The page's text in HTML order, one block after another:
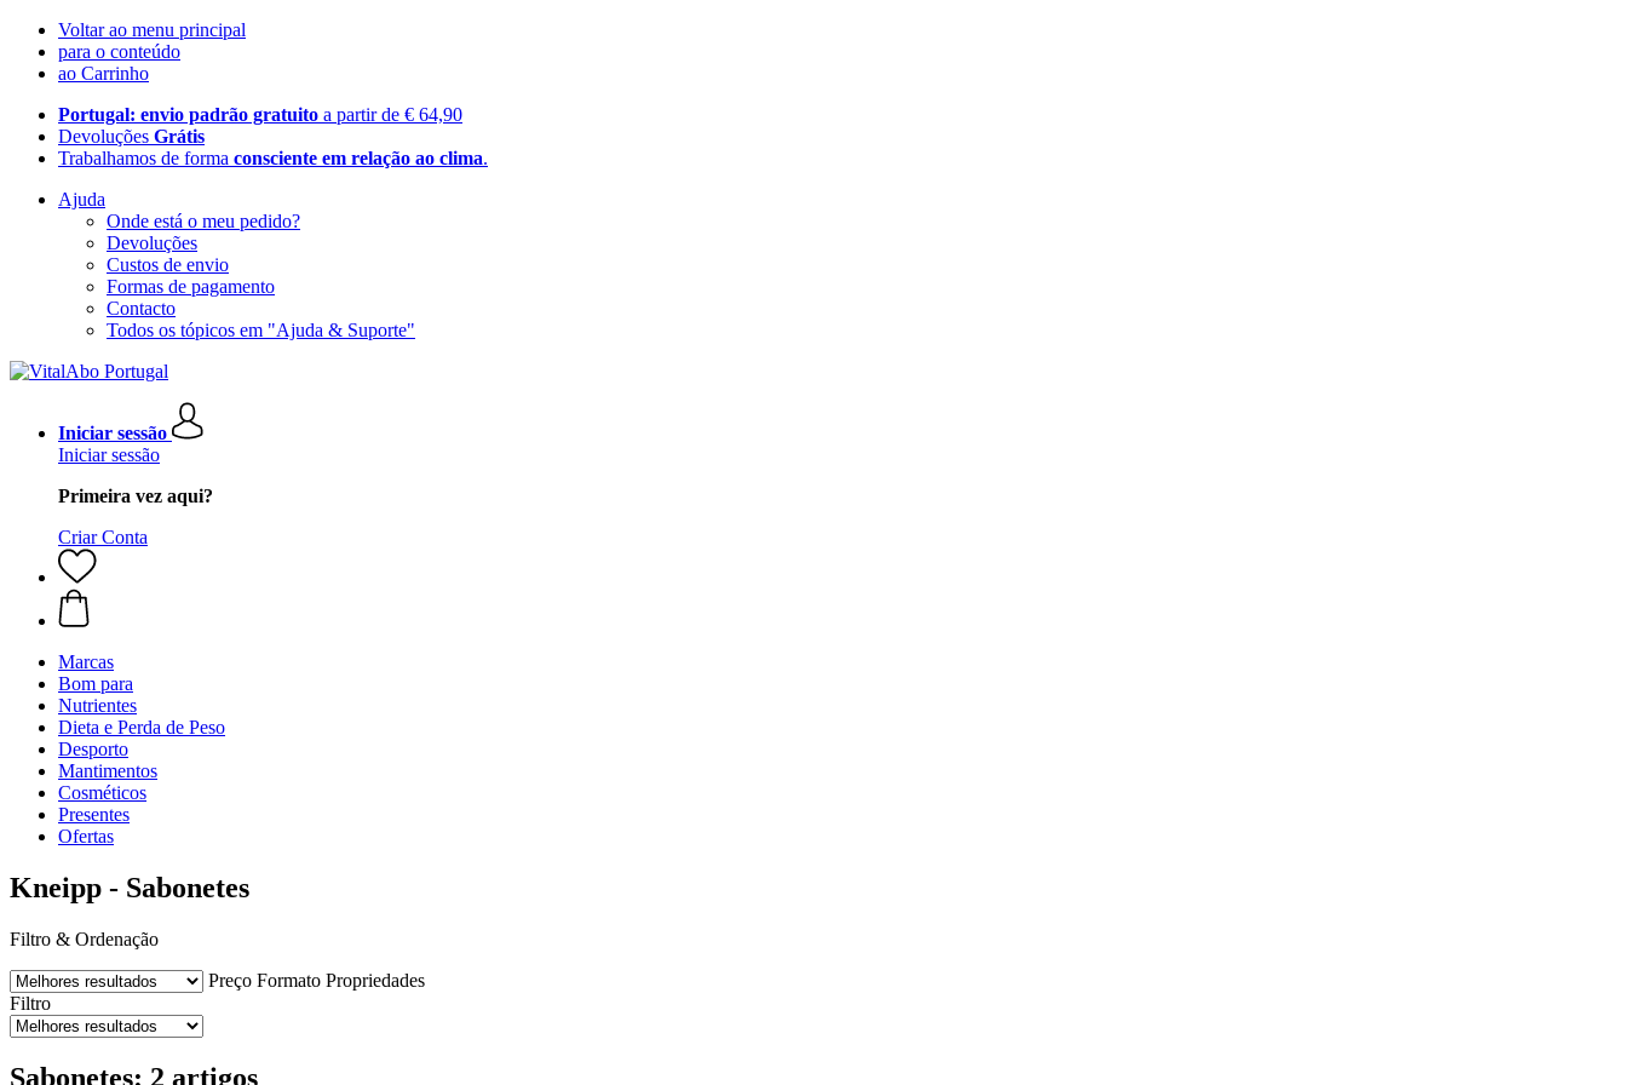
Voltar ao menu principal
para o conteúdo
ao Carrinho
Portugal: envio padrão gratuito a partir de € 64,90
Devoluções Grátis
Trabalhamos de forma consciente em relação ao clima.
Ajuda
Onde está o meu pedido?
Devoluções
Custos de envio
Formas de pagamento
Contacto
Todos os tópicos em "Ajuda & Suporte"
Iniciar sessão
Iniciar sessão
Primeira vez aqui?
Criar Conta
Marcas
Bom para
Nutrientes
Dieta e Perda de Peso
Desporto
Mantimentos
Cosméticos
Presentes
Ofertas
Kneipp - Sabonetes
Filtro & Ordenação
Preço Formato Propriedades
Filtro
Sabonetes: 2 artigos